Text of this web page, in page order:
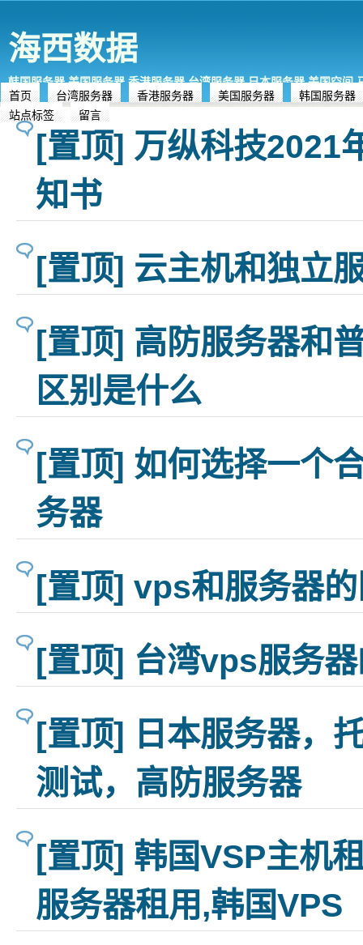
海西数据
韩国服务器,美国服务器,香港服务器,台湾服务器,日本服务器,美国空间
首页
台湾服务器 香港服务器 美国服务器
韩国服务器
站点标签
留言
[置顶] 万纵科技2021
知书
[置顶] 云主机和独立
[置顶] 高防服务器和
区别是什么
[置顶] 如何选择一个
务器
[置顶] vps和服务器
[置顶] 台湾vps服务
[置顶] 日本服务器，
测试，高防服务器
[置顶] 韩国VSP主机
服务器租用,韩国VPS